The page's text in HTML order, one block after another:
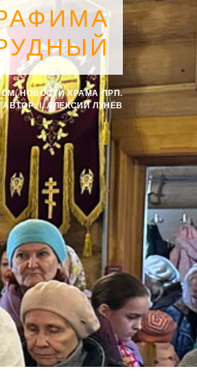
,НОВОСТИ ХРАМА ПРП.
АВТОР:I. АЛЕКСИЙ ЛУНЁВ